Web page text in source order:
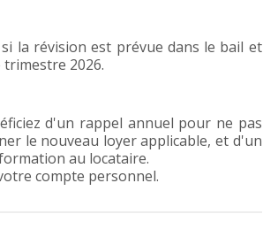
la révision est prévue dans le bail et
2026.
d'un rappel annuel pour ne pas
le nouveau loyer applicable, et d'un
au locataire.
compte personnel.